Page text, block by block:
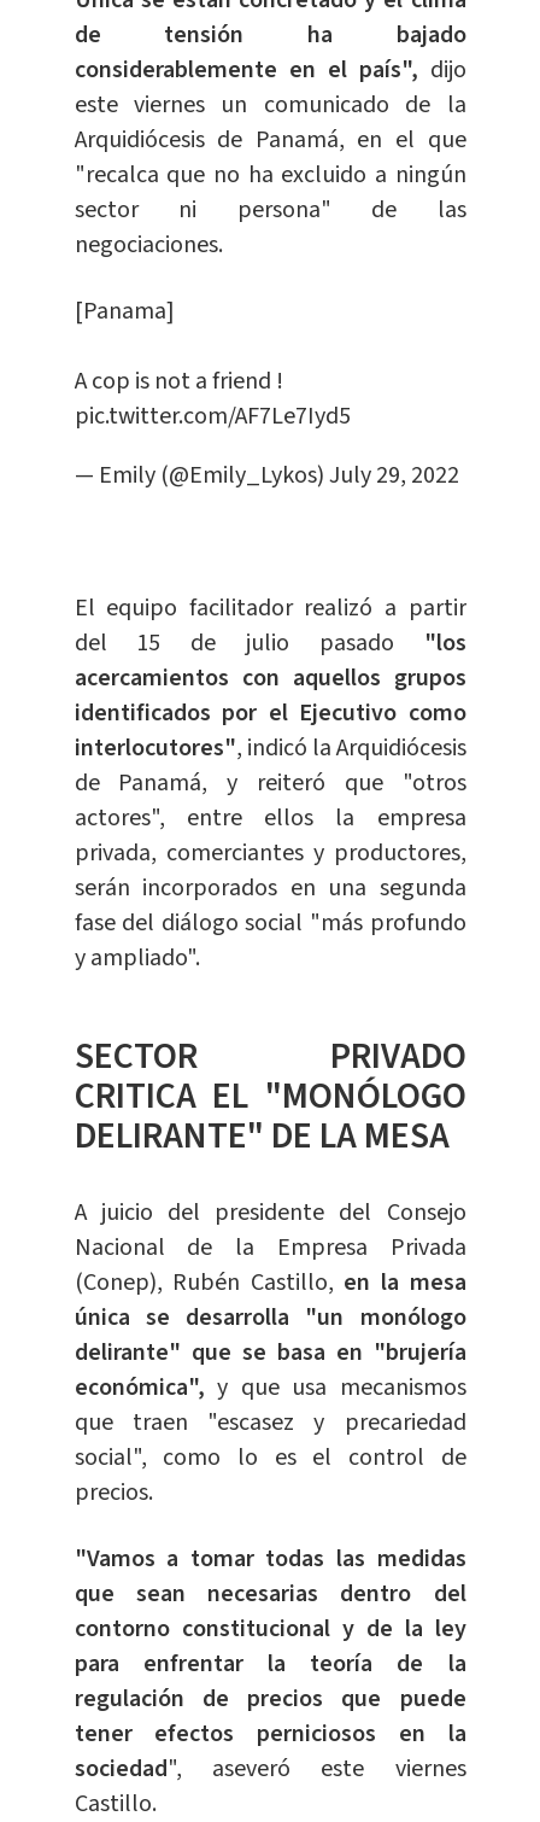
de tensión ha bajado
considerablemente en el país", dijo
este viernes un comunicado de la
Arquidiócesis de Panamá, en el que
"recalca que no ha excluido a ningún
sector ni persona" de las
negociaciones.
[Panama]
A cop is not a friend !
pic.twitter.com/AF7Le7Iyd5
— Emily (@Emily_Lykos)July 29, 2022
El equipo facilitador realizó a partir
del 15 de julio pasado "los
acercamientos con aquellos grupos
identificados por el Ejecutivo como
interlocutores", indicó la Arquidiócesis
de Panamá, y reiteró que "otros
actores", entre ellos la empresa
privada, comerciantes y productores,
serán incorporados en una segunda
fase del diálogo social "más profundo
y ampliado".
SECTOR PRIVADO
CRITICA EL "MONÓLOGO
DELIRANTE" DE LA MESA
A juicio del presidente del Consejo
Nacional de la Empresa Privada
(Conep), Rubén Castillo, en la mesa
única se desarrolla "un monólogo
delirante" que se basa en "brujería
económica", y que usa mecanismos
que traen "escasez y precariedad
social", como lo es el control de
precios.
"Vamos a tomar todas las medidas
que sean necesarias dentro del
contorno constitucional y de la ley
para enfrentar la teoría de la
regulación de precios que puede
tener efectos perniciosos en la
sociedad", aseveró este viernes
Castillo.